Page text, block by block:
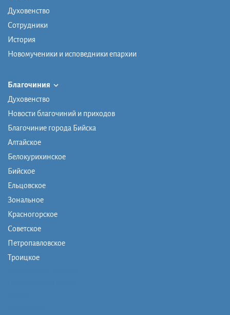
Духовенство
Сотрудники
История
Новомученики и исповедники епархии
Благочиния
Духовенство
Новости благочиний и приходов
Благочиние города Бийска
Алтайское
Белокурихинское
Бийское
Ельцовское
Зональное
Красногорское
Советское
Петропавловское
Троицкое